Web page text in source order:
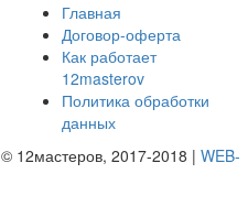
Главная
Договор-оферта
Как работает
12masterov
Политика обработки
данных
© 12мастеров, 2017-2018 | WEB-